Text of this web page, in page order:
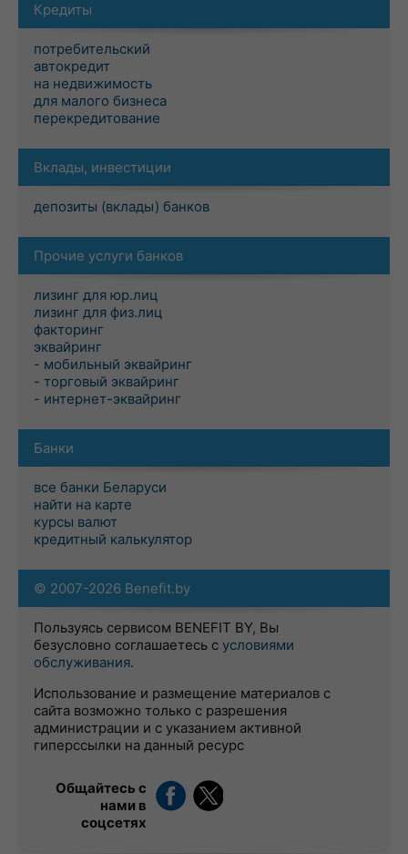
Кредиты
потребительский
автокредит
на недвижимость
для малого бизнеса
перекредитование
Вклады, инвестиции
депозиты (вклады) банков
Прочие услуги банков
лизинг для юр.лиц
лизинг для физ.лиц
факторинг
эквайринг
- мобильный эквайринг
- торговый эквайринг
- интернет-эквайринг
Банки
все банки Беларуси
найти на карте
курсы валют
кредитный калькулятор
© 2007-2026 Benefit.by
Пользуясь сервисом BENEFIT BY, Вы
безусловно соглашаетесь с условиями
обслуживания.
Использование и размещение материалов с
сайта возможно только с разрешения
администрации и с указанием активной
гиперссылки на данный ресурс
Общайтесь с
нами в
соцсетях